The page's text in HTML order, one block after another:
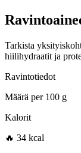
Tarkista
hiilihydraatit ja
Ravintotiedot
Määrä per100 g
Kalorit
🔥 34 kcal